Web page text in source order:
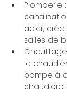
Plomberie
acier,
salles de
la
pompe à
chaudière